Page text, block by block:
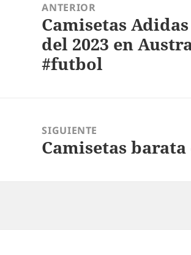
entradas
ANTERIOR
Entrada
anterior:
Camisetas
del 2023 en
#futbol
SIGUIENTE
Entrada
Camisetas